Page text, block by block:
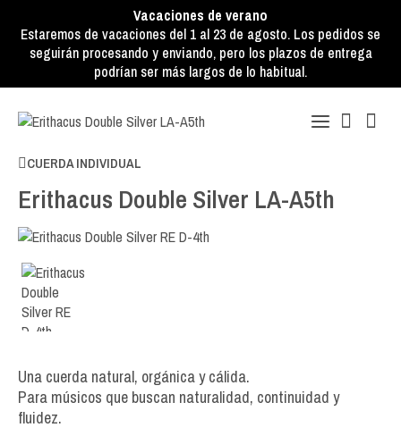
Vacaciones de verano
Estaremos de vacaciones del 1 al 23 de agosto. Los pedidos se
seguirán procesando y enviando, pero los plazos de entrega
podrían ser más largos de lo habitual.
CUERDA INDIVIDUAL
Erithacus Double Silver LA-A5th
Una cuerda natural, orgánica y cálida.
Para músicos que buscan naturalidad, continuidad y
fluidez.